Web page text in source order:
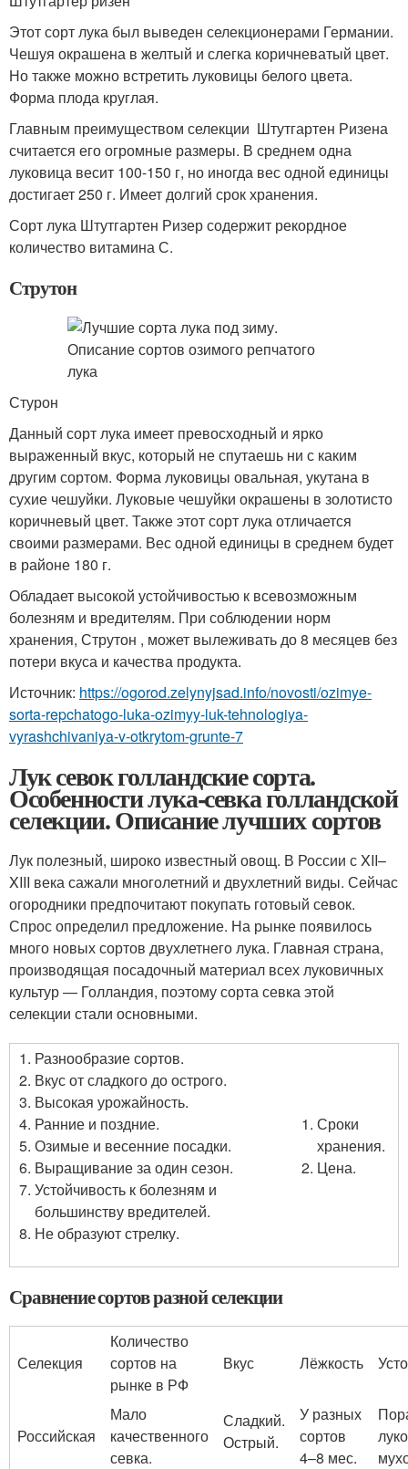
Этот сорт лука был выведен селекционерами Германии.
Чешуя окрашена в желтый и слегка коричневатый цвет.
Но также можно встретить луковицы белого цвета.
Форма плода круглая.
Главным преимуществом селекции Штутгартен Ризена
считается его огромные размеры. В среднем одна
луковица весит 100-150 г, но иногда вес одной единицы
достигает 250 г. Имеет долгий срок хранения.
Сорт лука Штутгартен Ризер содержит рекордное
количество витамина С.
Струтон
Стурон
Данный сорт лука имеет превосходный и ярко
выраженный вкус, который не спутаешь ни с каким
другим сортом. Форма луковицы овальная, укутана в
сухие чешуйки. Луковые чешуйки окрашены в золотисто
коричневый цвет. Также этот сорт лука отличается
своими размерами. Вес одной единицы в среднем будет
в районе 180 г.
Обладает высокой устойчивостью к всевозможным
болезням и вредителям. При соблюдении норм
хранения, Струтон , может вылеживать до 8 месяцев без
потери вкуса и качества продукта.
Источник: https://ogorod.zelynyjsad.info/novosti/ozimye-
sorta-repchatogo-luka-ozimyy-luk-tehnologiya-
vyrashchivaniya-v-otkrytom-grunte-7
Лук севок голландские сорта.
Особенности лука-севка голландской
селекции. Описание лучших сортов
Лук полезный, широко известный овощ. В России с XII–
XIII века сажали многолетний и двухлетний виды. Сейчас
огородники предпочитают покупать готовый севок.
Спрос определил предложение. На рынке появилось
много новых сортов двухлетнего лука. Главная страна,
производящая посадочный материал всех луковичных
культур — Голландия, поэтому сорта севка этой
селекции стали основными.
Разнообразие сортов.
Вкус от сладкого до острого.
Высокая урожайность.
Ранние и поздние.
Озимые и весенние посадки.
Выращивание за один сезон.
Устойчивость к болезням и
большинству вредителей.
Не образуют стрелку.
Сроки
хранения.
Цена.
Сравнение сортов разной селекции
Селекция
Количество
сортов на
рынке в РФ
Вкус Лёжкость
Российская
Мало
качественного
севка.
Сладкий.
Острый.
У разных
сортов
4–8 мес.